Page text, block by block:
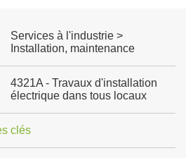
Services à l'industrie >
Installation, maintenance
4321A - Travaux d'installation
électrique dans tous locaux
clés